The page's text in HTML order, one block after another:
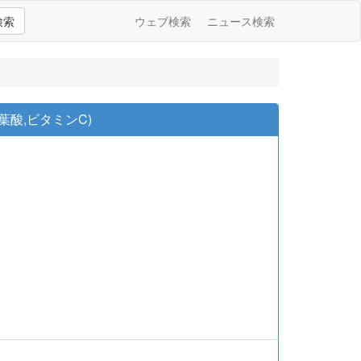
索 ウェブ検索 ニュース検索
酸,ビタミンC)